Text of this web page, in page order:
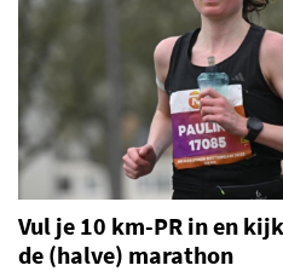
Vul je 10 km-PR in en
de (halve) marathon